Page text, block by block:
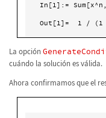
In[1]:=
Out[1]=  1 /
La opción
cuándo la solución es válida.
Ahora confirmamos que el